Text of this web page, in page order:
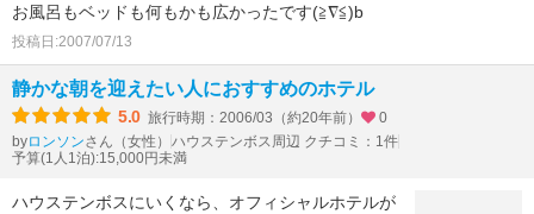
お風呂もベッドも何もかも広かったです(≧∇≦)b
投稿日:2007/07/13
静かな朝を迎えたい人におすすめのホテル
5.0 旅行時期：2006/03（約20年前）
0
byロンソンさん（女性） ハウステンボス周辺 クチコミ：1件
予算(1人1泊):15,000円未満
ハウステンボスにいくなら、オフィシャルホテルが